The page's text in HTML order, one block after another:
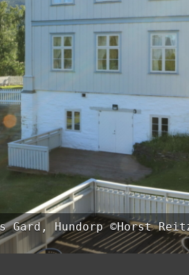
Gard, Hundorp ©Horst